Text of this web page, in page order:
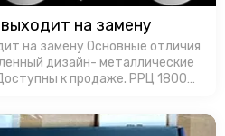
на замену
на замену Основные отличия
дизайн- металлические
к продаже. РРЦ 18000